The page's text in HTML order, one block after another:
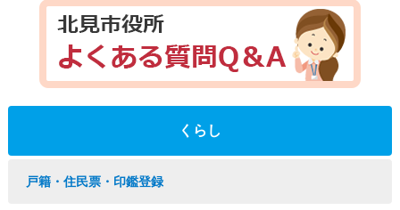
くらし
戸籍・住民票・印鑑登録